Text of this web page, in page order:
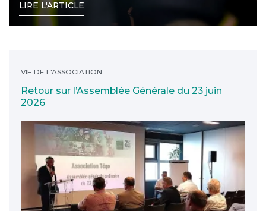
LIRE L'ARTICLE
VIE DE L'ASSOCIATION
Retour sur l’Assemblée Générale du 23 juin
2026